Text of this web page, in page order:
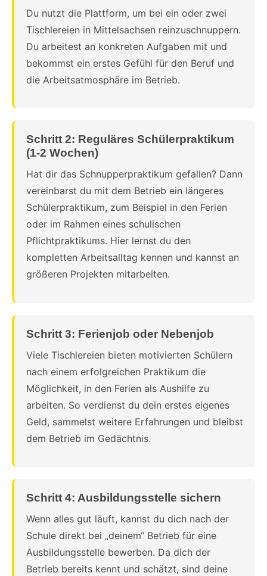
Du nutzt die Plattform, um bei ein oder zwei
Tischlereien in Mittelsachsen reinzuschnuppern.
Du arbeitest an konkreten Aufgaben mit und
bekommst ein erstes Gefühl für den Beruf und
die Arbeitsatmosphäre im Betrieb.
Schritt 2: Reguläres Schülerpraktikum
(1-2 Wochen)
Hat dir das Schnupperpraktikum gefallen? Dann
vereinbarst du mit dem Betrieb ein längeres
Schülerpraktikum, zum Beispiel in den Ferien
oder im Rahmen eines schulischen
Pflichtpraktikums. Hier lernst du den
kompletten Arbeitsalltag kennen und kannst an
größeren Projekten mitarbeiten.
Schritt 3: Ferienjob oder Nebenjob
Viele Tischlereien bieten motivierten Schülern
nach einem erfolgreichen Praktikum die
Möglichkeit, in den Ferien als Aushilfe zu
arbeiten. So verdienst du dein erstes eigenes
Geld, sammelst weitere Erfahrungen und bleibst
dem Betrieb im Gedächtnis.
Schritt 4: Ausbildungsstelle sichern
Wenn alles gut läuft, kannst du dich nach der
Schule direkt bei „deinem“ Betrieb für eine
Ausbildungsstelle bewerben. Da dich der
Betrieb bereits kennt und schätzt, sind deine